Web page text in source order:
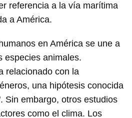
favorito, primero has de
SESIÓN CANCELAR
referencia a la vía marítima
a América.
en América se une a
especies animales.
relacionado con la
una hipótesis conocida
Sin embargo, otros estudios
como el clima. Los